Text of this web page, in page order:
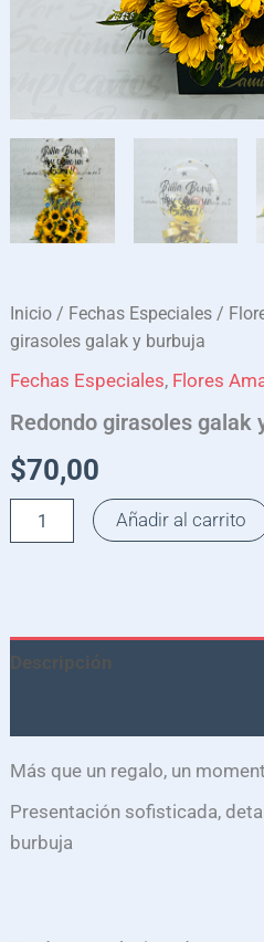
Inicio / Fechas Especiales /
girasoles galak y burbuja
Fechas Especiales, Flores
Redondo girasoles galak
$70,00
Añadir al carrito
Descripción
Más que un regalo, un
Presentación sofisticada,
burbuja